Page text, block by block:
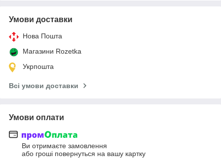
Умови доставки
Нова Пошта
Магазини Rozetka
Укрпошта
Всі умови доставки
Умови оплати
Ви отримаєте замовлення
або гроші повернуться на вашу картку